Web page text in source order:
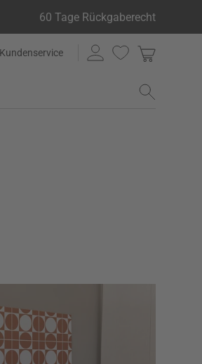
60 Tage Rückgaberecht
Kundenservice